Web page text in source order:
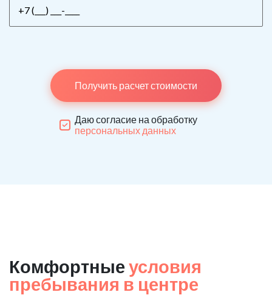
Получить расчет стоимости
Даю согласие на обработку
персональных данных
Комфортные условия
пребывания в центре